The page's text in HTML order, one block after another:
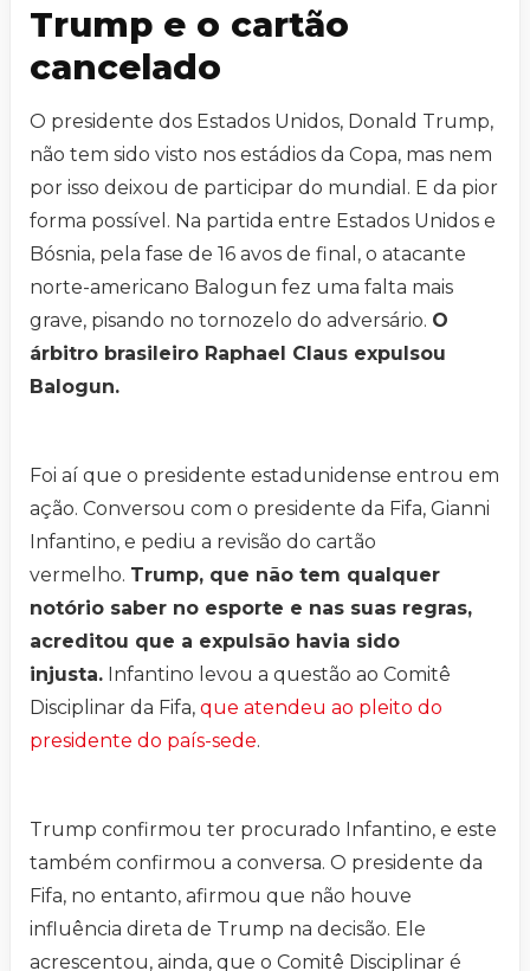
Trump e o cartão
cancelado
O presidente dos Estados Unidos, Donald Trump,
não tem sido visto nos estádios da Copa, mas nem
por isso deixou de participar do mundial. E da pior
forma possível. Na partida entre Estados Unidos e
Bósnia, pela fase de 16 avos de final, o atacante
norte-americano Balogun fez uma falta mais
grave, pisando no tornozelo do adversário. O
árbitro brasileiro Raphael Claus expulsou
Balogun.
Foi aí que o presidente estadunidense entrou em
ação. Conversou com o presidente da Fifa, Gianni
Infantino, e pediu a revisão do cartão
vermelho. Trump, que não tem qualquer
notório saber no esporte e nas suas regras,
acreditou que a expulsão havia sido
injusta. Infantino levou a questão ao Comitê
Disciplinar da Fifa, que atendeu ao pleito do
presidente do país-sede.
Trump confirmou ter procurado Infantino, e este
também confirmou a conversa. O presidente da
Fifa, no entanto, afirmou que não houve
influência direta de Trump na decisão. Ele
acrescentou, ainda, que o Comitê Disciplinar é